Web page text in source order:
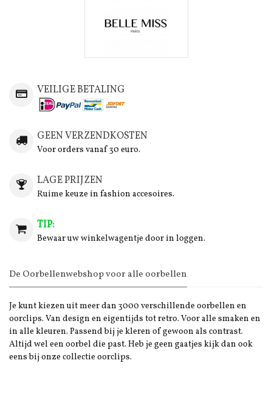
VEILIGE BETALING
GEEN VERZENDKOSTEN
Voor orders vanaf 30 euro.
LAGE PRIJZEN
Ruime keuze in fashion accesoires.
TIP:
Bewaar uw winkelwagentje door in loggen.
De Oorbellenwebshop voor alle oorbellen
Je kunt kiezen uit meer dan 3000 verschillende oorbellen en
oorclips. Van design en eigentijds tot retro. Voor alle smaken en
in alle kleuren. Passend bij je kleren of gewoon als contrast.
Altijd wel een oorbel die past. Heb je geen gaatjes kijk dan ook
eens bij onze collectie oorclips.